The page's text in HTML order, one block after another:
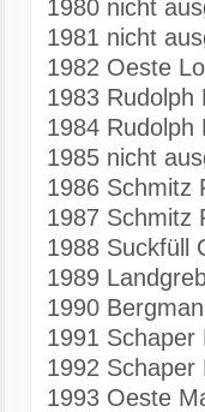
1980 nicht
1981 nicht
1982 Oeste
1983
1984
1985 nicht
1986 Schmitz
1987 Schmitz
1988 Suckfüll
1989
1990
1991
1992
1993 Oeste